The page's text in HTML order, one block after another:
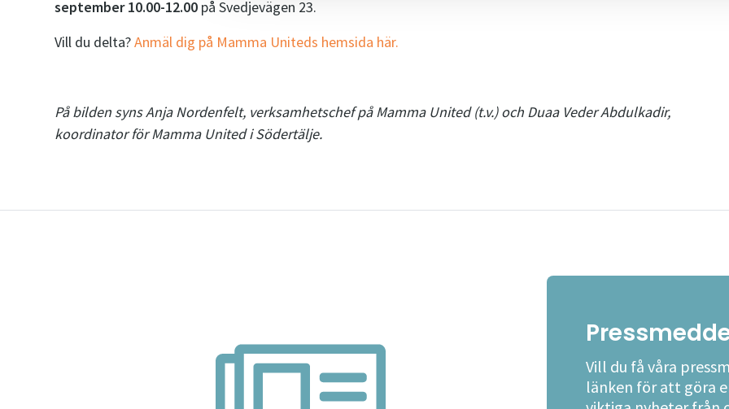
september 10.00-12.00 på Svedjevägen 23.
Vill du delta?Anmäl dig på Mamma Uniteds hemsida här.
På bilden syns Anja Nordenfelt, verksamhetschef på Mamma United (t.v.) och Duaa Veder Abdulkadir,
koordinator för Mamma United i Södertälje.
Vill du få våra
länken för att göra